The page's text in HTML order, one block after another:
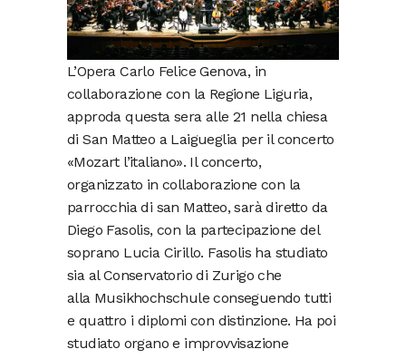
L’Opera Carlo Felice Genova, in
collaborazione con la Regione Liguria,
approda questa sera alle 21 nella chiesa
di San Matteo a Laigueglia per il concerto
«Mozart l’italiano». Il concerto,
organizzato in collaborazione con la
parrocchia di san Matteo, sarà diretto da
Diego Fasolis, con la partecipazione del
soprano Lucia Cirillo. Fasolis ha studiato
sia al Conservatorio di Zurigo che
alla Musikhochschule conseguendo tutti
e quattro i diplomi con distinzione. Ha poi
studiato organo e improvvisazione